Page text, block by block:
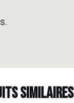
similaires